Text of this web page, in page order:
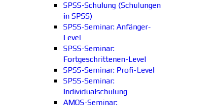
SPSS-Schulung (Schulungen
in SPSS)
SPSS-Seminar: Anfänger-
Level
SPSS-Seminar:
Fortgeschrittenen-Level
SPSS-Seminar: Profi-Level
SPSS-Seminar:
Individualschulung
AMOS-Seminar: